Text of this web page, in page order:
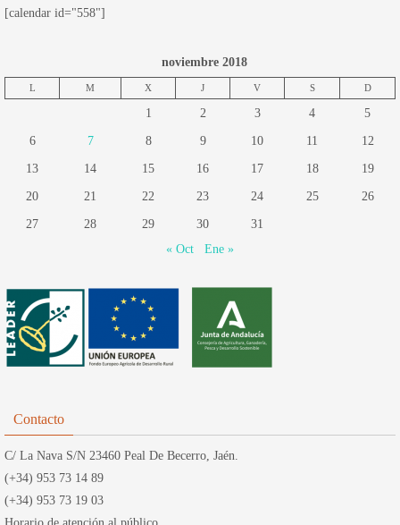
[calendar id="558"]
noviembre 2018
L M X J V S D
1 2 3 4 5
6 7 8 9 10 11 12
13 14 15 16 17 18 19
20 21 22 23 24 25 26
27 28 29 30
31
« Oct
Ene »
Contacto
C/ La Nava S/N 23460 Peal De Becerro, Jaén.
(+34) 953 73 14 89
(+34) 953 73 19 03